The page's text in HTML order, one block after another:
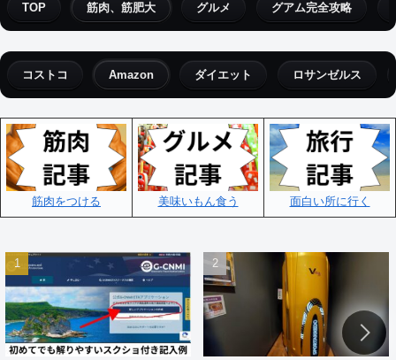
TOP 筋肉、筋肥大 グルメ グアム完全攻略
コストコ Amazon ダイエット ロサンゼルス
筋肉をつける 美味いもん食う 面白い所に行く